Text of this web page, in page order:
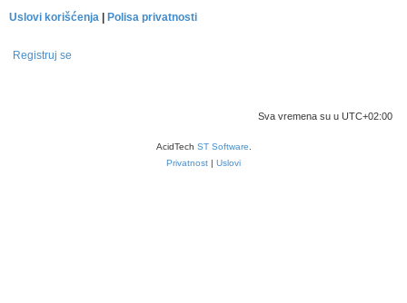
Uslovi korišćenja
Polisa privatnosti
Registruj se
Sva vremena su u UTC+02:00
AcidTech ST Software.
Privatnost | Uslovi